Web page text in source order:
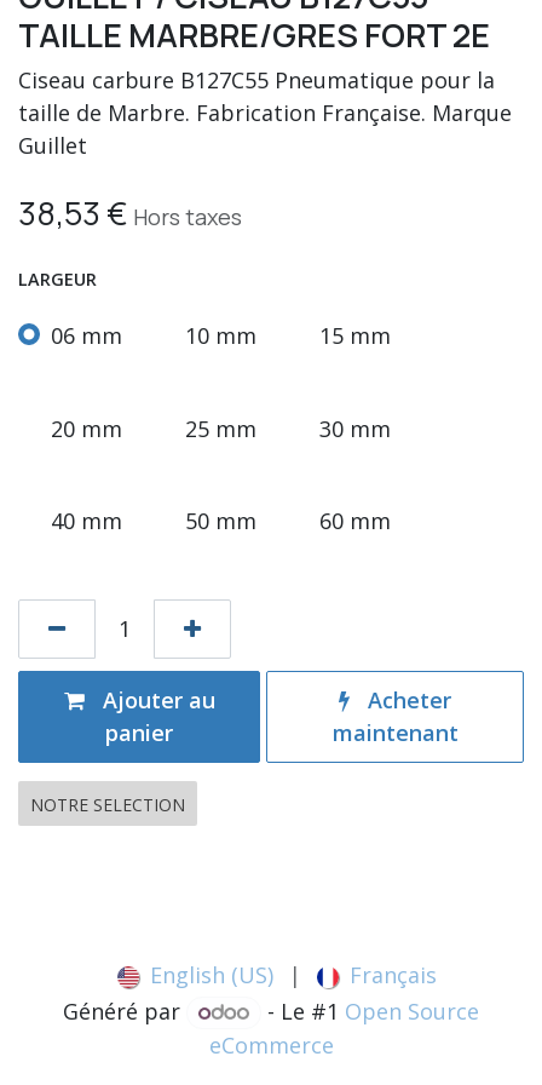
TAILLE MARBRE/GRES FORT 2E
Ciseau carbure B127C55 Pneumatique pour la
taille de Marbre. Fabrication Française. Marque
Guillet
38,53€ Hors taxes
LARGEUR
06 mm 10 mm 15 mm
20 mm 25 mm 30 mm
40 mm 50 mm 60 mm
Ajouter au
panier
Acheter
maintenant
NOTRE SELECTION
English (US) |
Français
Généré par
- Le #1 Open Source
eCommerce